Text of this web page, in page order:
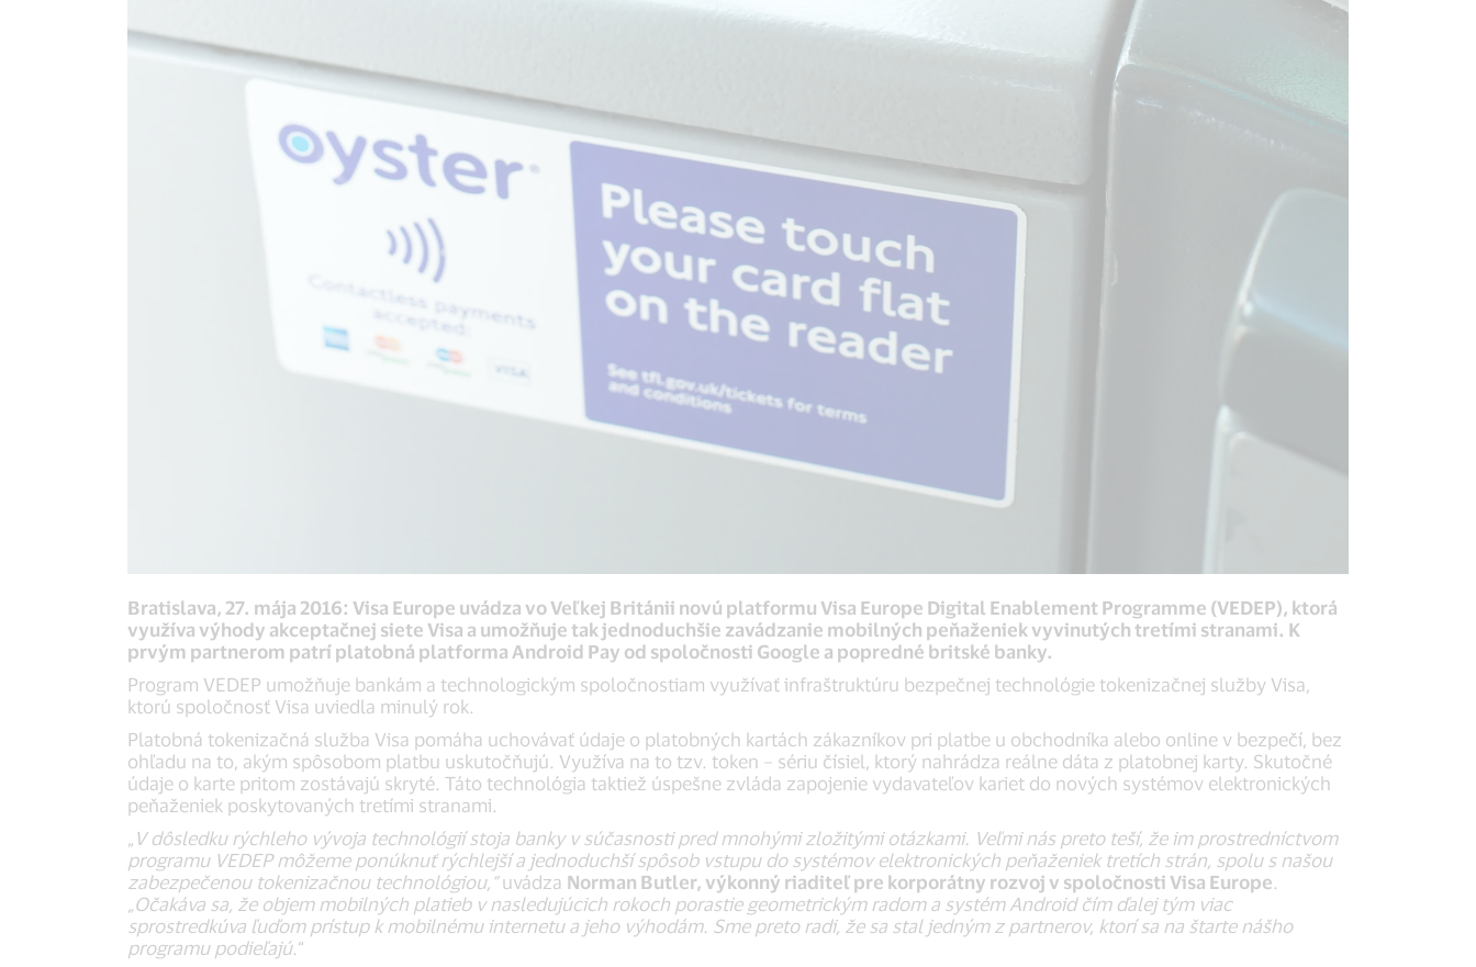
Bratislava, 27. mája 2016: Visa Europe uvádza vo Veľkej Británii novú platformu Visa Europe Digital Enablement Programme (VEDEP), ktorá
využíva výhody akceptačnej siete Visa a umožňuje tak jednoduchšie zavádzanie mobilných peňaženiek vyvinutých tretími stranami. K
prvým partnerom patrí platobná platforma Android Pay od spoločnosti Google a popredné britské banky.
Program VEDEP umožňuje bankám a technologickým spoločnostiam využívať infraštruktúru bezpečnej technológie tokenizačnej služby Visa,
ktorú spoločnosť Visa uviedla minulý rok.
Platobná tokenizačná služba Visa pomáha uchovávať údaje o platobných kartách zákazníkov pri platbe u obchodníka alebo online v bezpečí, bez
ohľadu na to, akým spôsobom platbu uskutočňujú. Využíva na to tzv. token – sériu čísiel, ktorý nahrádza reálne dáta z platobnej karty. Skutočné
údaje o karte pritom zostávajú skryté. Táto technológia taktiež úspešne zvláda zapojenie vydavateľov kariet do nových systémov elektronických
peňaženiek poskytovaných tretími stranami.
V dôsledku rýchleho vývoja technológií stoja banky v súčasnosti pred mnohými zložitými otázkami. Veľmi nás preto teší, že im prostredníctvom
programu VEDEP môžeme ponúknuť rýchlejší a jednoduchší spôsob vstupu do systémov elektronických peňaženiek tretích strán, spolu s našou
zabezpečenou tokenizačnou technológiou,“uvádza Norman Butler, výkonný riaditeľ pre korporátny rozvoj v spoločnosti Visa Europe
„Očakáva sa, že objem mobilných platieb v nasledujúcich rokoch porastie geometrickým radom a systém Android čím ďalej tým viac
sprostredkúva ľuďom prístup k mobilnému internetu a jeho výhodám. Sme preto radi, že sa stal jedným z partnerov, ktorí sa na štarte nášho
programu podieľajú.“